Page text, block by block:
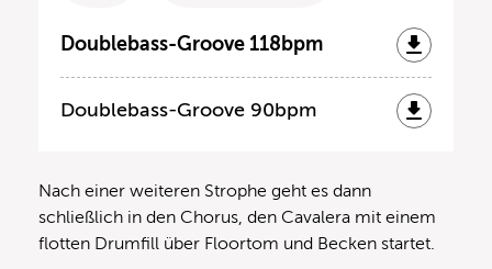
Doublebass-Groove 118bpm
Doublebass-Groove 90bpm
Nach einer weiteren Strophe geht es dann
schließlich in den Chorus, den Cavalera mit einem
flotten Drumfill über Floortom und Becken startet.